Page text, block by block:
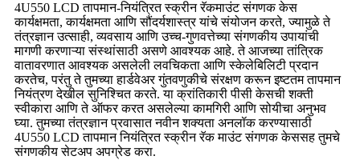
4U550 LCD तापमान-नियंत्रित स्क्रीन रॅकमाउंट संगणक केस
कार्यक्षमता, कार्यक्षमता आणि सौंदर्यशास्त्र यांचे संयोजन करते, ज्यामुळे ते
तंत्रज्ञान उत्साही, व्यवसाय आणि उच्च-गुणवत्तेच्या संगणकीय उपायांची
मागणी करणाऱ्या संस्थांसाठी असणे आवश्यक आहे. ते आजच्या तांत्रिक
वातावरणात आवश्यक असलेली लवचिकता आणि स्केलेबिलिटी प्रदान
करतेच, परंतु ते तुमच्या हार्डवेअर गुंतवणुकीचे संरक्षण करून इष्टतम तापमान
नियंत्रण देखील सुनिश्चित करते. या क्रांतिकारी पीसी केसची शक्ती
स्वीकारा आणि ते ऑफर करत असलेल्या कामगिरी आणि सोयीचा अनुभव
घ्या. तुमच्या तंत्रज्ञान प्रवासात नवीन शक्यता अनलॉक करण्यासाठी
4U550 LCD तापमान नियंत्रित स्क्रीन रॅक माउंट संगणक केससह तुमचे
संगणकीय सेटअप अपग्रेड करा.